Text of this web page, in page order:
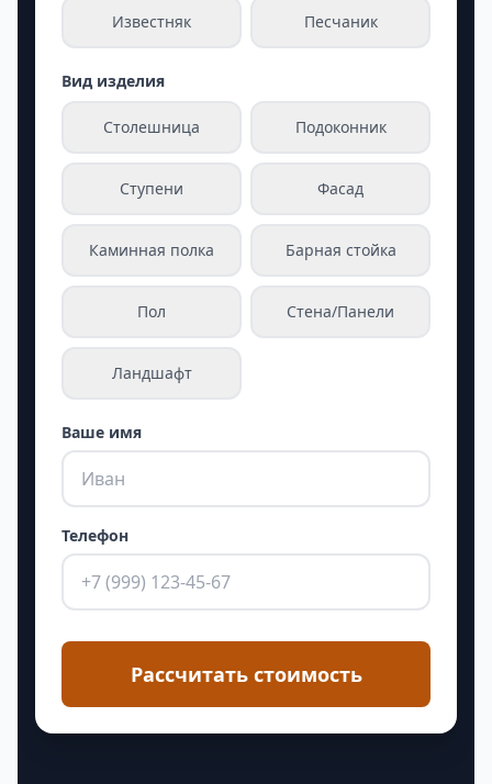
Известняк Песчаник
Вид изделия
Столешница Подоконник
Ступени Фасад
Каминная полка Барная стойка
Пол Стена/Панели
Ландшафт
Ваше имя
Телефон
Рассчитать стоимость